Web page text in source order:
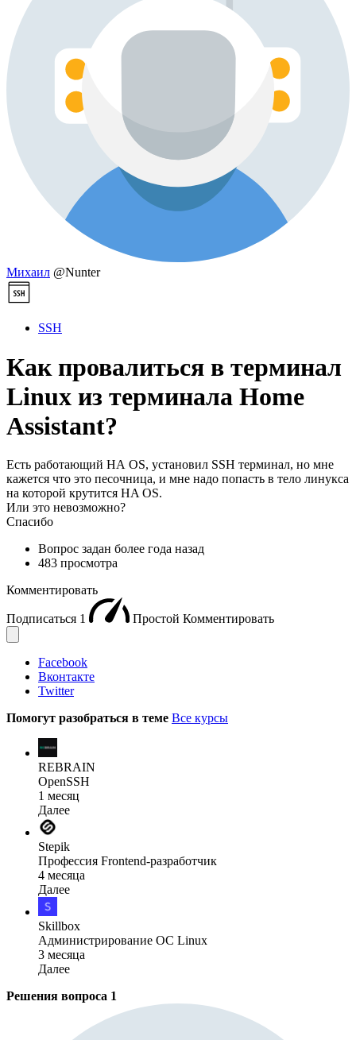
Михаил @Nunter
SSH
Как провалиться в терминал
Linux из терминала Home
Assistant?
Есть работающий НА OS, установил SSH терминал, но мне
кажется что это песочница, и мне надо попасть в тело линукса
на которой крутится HA OS.
Или это невозможно?
Спасибо
Вопрос задан более года назад
483 просмотра
Комментировать
Подписаться 1 Простой Комментировать
Facebook
Вконтакте
Twitter
Помогут разобраться в теме Все курсы
REBRAIN
OpenSSH
1 месяц
Далее
Stepik
Профессия Frontend-разработчик
4 месяца
Далее
Skillbox
Администрирова­ние ОС Linux
3 месяца
Далее
Решения вопроса 1